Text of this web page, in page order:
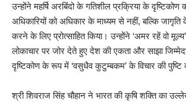
उन्होंने महर्षि अरबिंदो के गतिशील प्रक्रिया के
अधिकारियों को अधिकार के माध्यम से नहीं, बल्कि जागृति
करने के लिए प्रोत्साहित किया। उन्होंने ‘अमर रहें वो
लोकाचार पर जोर देते हुए देश की एकता और साझा
दृष्टिकोण के रूप में ‘वसुधैव कुटुम्बकम’ के विचार की पुष्टि
श्री शिवराज सिंह चौहान ने भारत की कृषि शक्ति का